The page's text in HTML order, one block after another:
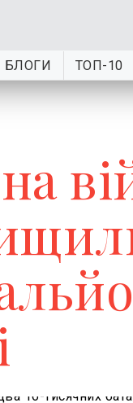
БЛОГИ ТОП-10